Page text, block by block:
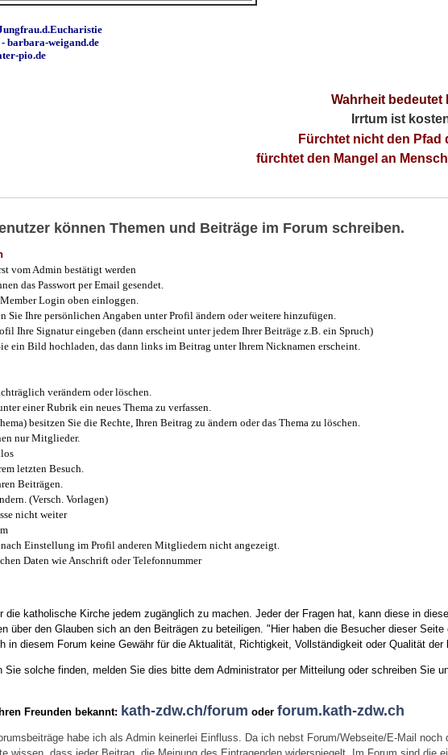
-barbara-weigand.de
pio.de
Wahrheit bedeutet
Irrtum ist
Fürchtet nicht den Pfad
fürchtet den Mangel an
können Themen und Beiträge im Forum schreiben.
vom Admin bestätigt werden
das Passwort per Email gesendet.
Login oben einloggen.
Sie Ihre persönlichen Angaben unter Profil ändern oder weitere hinzufügen.
Ihre Signatur eingeben (dann erscheint unter jedem Ihrer Beiträge z.B. ein Spruch)
ein Bild hochladen, das dann links im Beitrag unter Ihrem Nicknamen erscheint.
verändern oder löschen.
einer Rubrik ein neues Thema zu verfassen.
besitzen Sie die Rechte, Ihren Beitrag zu ändern oder das Thema zu löschen.
nur Mitglieder.
letzten Besuch.
Beiträgen.
(Versch. Vorlagen)
nicht weiter
Einstellung im Profil anderen Mitgliedern nicht angezeigt.
Daten wie Anschrift oder Telefonnummer
die katholische Kirche jedem zugänglich zu machen. Jeder der Fragen hat, kann diese in
über den Glauben sich an den Beiträgen zu beteiligen. "Hier haben die Besucher dieser
in diesem Forum keine Gewähr für die Aktualität, Richtigkeit, Vollständigkeit oder Qualität der
solche finden, melden Sie dies bitte dem Administrator per Mitteilung oder schreiben Sie
Freunden bekannt: kath-zdw.ch/forum oderforum.kath-zdw.ch
habe ich als Admin keinerlei Einfluss. Da ich nebst Forum/Webseite/E-Mail